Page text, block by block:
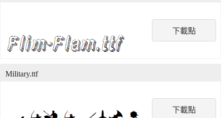
下載點
下載點
Military.ttf